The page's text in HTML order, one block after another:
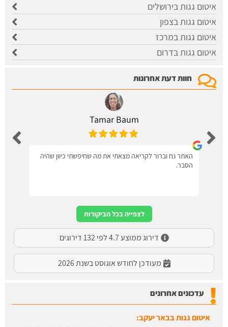
איטום גגות בירושלים
​איטום גגות בצפון
איטום גגות במרכז
איטום גגות בדרום
חוות דעת אחרונות
Tamar Baum
האתר נח וברור לקריאה מצאתי את מה שחיפשתי כיוון שהיה
הסבר.
לצפייה בכל הביקורות
דירוג ממוצע 4.7 לפי 132 דירוגים
מעודכן לחודש אוגוסט בשנת 2026
עדכונים אחרונים
איטום גגות בבאר יעקב: